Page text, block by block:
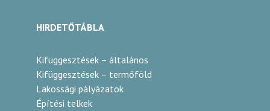
HIRDETŐTÁBLA
Kifüggesztések – általános
Kifüggesztések – termőföld
Lakossági pályázatok
Építési telkek